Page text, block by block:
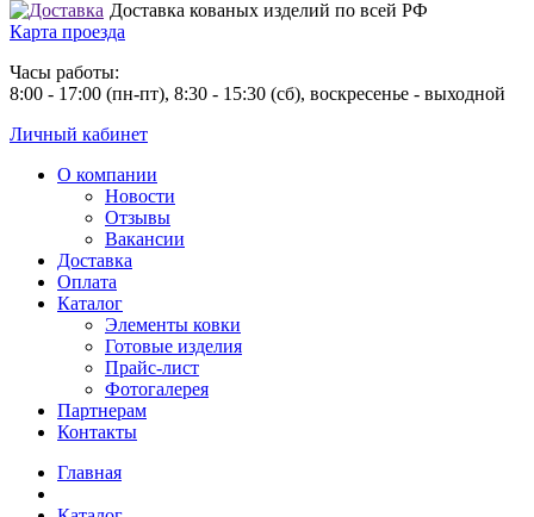
Доставка кованых изделий по всей РФ
Карта проезда
Часы работы:
8:00 - 17:00 (пн-пт), 8:30 - 15:30 (сб), воскресенье - выходной
Личный кабинет
О компании
Новости
Отзывы
Вакансии
Доставка
Оплата
Каталог
Элементы ковки
Готовые изделия
Прайс-лист
Фотогалерея
Партнерам
Контакты
Главная